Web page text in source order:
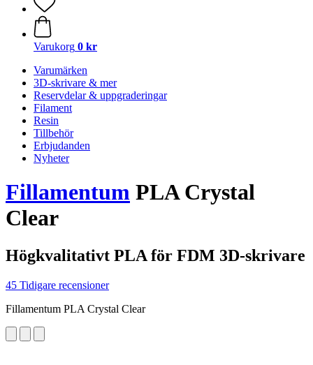
Varukorg 0 kr
Varumärken
3D-skrivare & mer
Reservdelar & uppgraderingar
Filament
Resin
Tillbehör
Erbjudanden
Nyheter
Fillamentum PLA Crystal
Clear
Högkvalitativt PLA för FDM 3D-skrivare
45 Tidigare recensioner
Fillamentum PLA Crystal Clear